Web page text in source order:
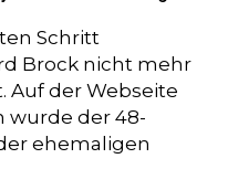
Schritt
Brock nicht mehr
Auf der Webseite
wurde der 48-
ehemaligen